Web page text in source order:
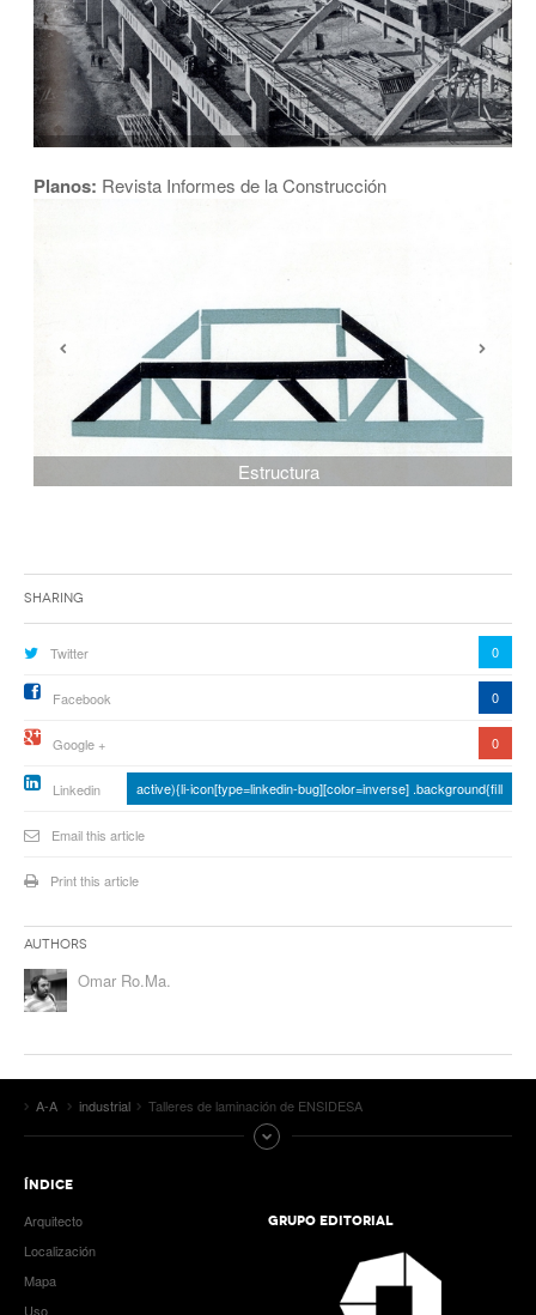
Planos: Revista Informes de la Construcción
Estructura
Sharing
Twitter 0
Facebook 0
Google + 0
Linkedin active){li-icon[type=linkedin-bug][color=inverse] .background{fill
Email this article
Print this article
Authors
Omar Ro.Ma.
A-A industrial Talleres de laminación de ENSIDESA
ÍNDICE
Arquitecto
Localización
Mapa
Uso
GRUPO EDITORIAL